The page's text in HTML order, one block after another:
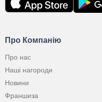
Про Компанію
Про нас
Наші нагороди
Новини
Франшиза